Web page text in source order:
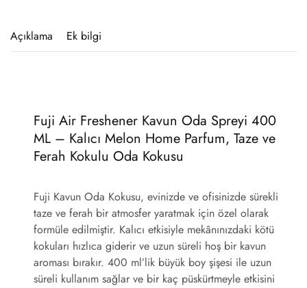
Açıklama Ek bilgi
Fuji Air Freshener Kavun Oda Spreyi 400
ML – Kalıcı Melon Home Parfum, Taze ve
Ferah Kokulu Oda Kokusu
Fuji Kavun Oda Kokusu, evinizde ve ofisinizde sürekli
taze ve ferah bir atmosfer yaratmak için özel olarak
formüle edilmiştir. Kalıcı etkisiyle mekânınızdaki kötü
kokuları hızlıca giderir ve uzun süreli hoş bir kavun
aroması bırakır. 400 ml’lik büyük boy şişesi ile uzun
süreli kullanım sağlar ve bir kaç püskürtmeyle etkisini